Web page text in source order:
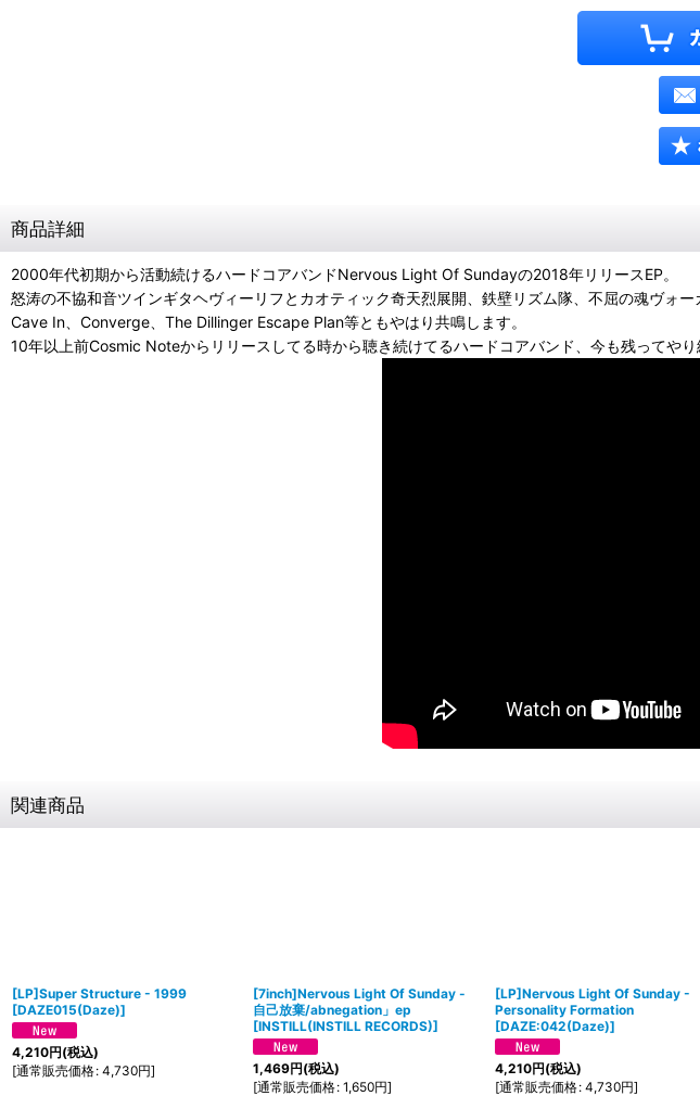
商品詳細
2000年代初期から活動続けるハードコアバンドNervous Light Of Sundayの2018年リリースEP。
怒涛の不協和音ツインギタヘヴィーリフとカオティック奇天烈展開、鉄壁リズム隊、不屈の魂ヴォ
Cave In、Converge、The Dillinger Escape Plan等ともやはり共鳴します。
10年以上前Cosmic Noteからリリースしてる時から聴き続けてるハードコアバンド、今も残ってやり
関連商品
[LP]Super Structure - 1999
[DAZE015(Daze)]
4,210円(税込)
[通常販売価格: 4,730円]
[7inch]Nervous Light Of Sunday -
自己放棄/abnegation」ep
[INSTILL(INSTILL RECORDS)]
1,469円(税込)
[通常販売価格: 1,650円]
[LP]Nervous Light Of Sunday -
Personality Formation
[DAZE:042(Daze)]
4,210円(税込)
[通常販売価格: 4,730円]